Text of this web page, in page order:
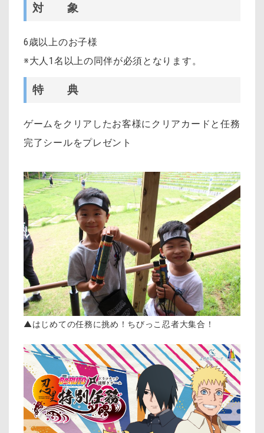
対 象
6歳以上のお子様
※大人1名以上の同伴が必須となります。
特 典
ゲームをクリアしたお客様にクリアカードと任務
完了シールをプレゼント
▲はじめての任務に挑め！ちびっこ忍者大集合！